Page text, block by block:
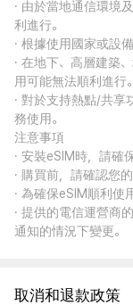
· 由於當地通信環境
利進行。
· 根據使用國家或設
· 在地下、高層建築
用可能無法順利進行。
· 對於支持熱點/共享
務使用。
注意事項
· 安裝eSIM時，請確
· 購買前，請確認您
· 為確保eSIM順利使
· 提供的電信運營商
通知的情況下變更。
取消和退款政策